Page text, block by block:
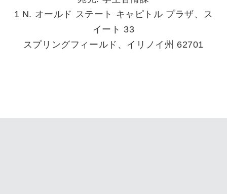
1 N. オールド ステート キャピトル プラザ、ス
イート 33
スプリングフィールド、イリノイ州 62701